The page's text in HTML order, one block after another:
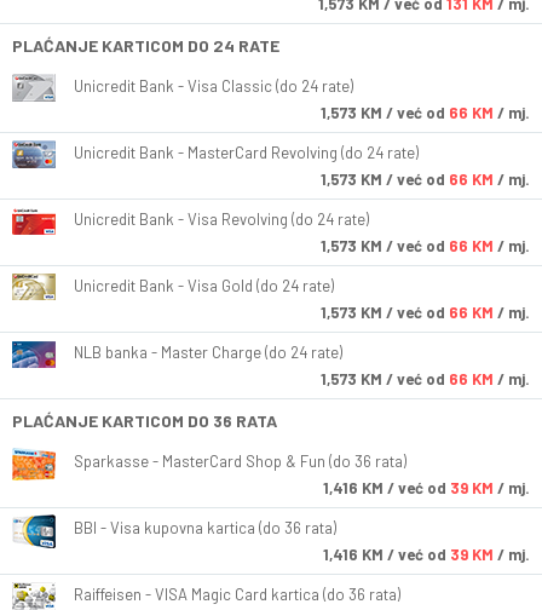
1,573 KM / već od 131 KM / mj.
PLAĆANJE KARTICOM DO 24 RATE
Unicredit Bank - Visa Classic (do 24 rate)
1,573 KM / već od 66 KM / mj.
Unicredit Bank - MasterCard Revolving (do 24 rate)
1,573 KM / već od 66 KM / mj.
Unicredit Bank - Visa Revolving (do 24 rate)
1,573 KM / već od 66 KM / mj.
Unicredit Bank - Visa Gold (do 24 rate)
1,573 KM / već od 66 KM / mj.
NLB banka - Master Charge (do 24 rate)
1,573 KM / već od 66 KM / mj.
PLAĆANJE KARTICOM DO 36 RATA
Sparkasse - MasterCard Shop & Fun (do 36 rata)
1,416 KM / već od 39 KM / mj.
BBI - Visa kupovna kartica (do 36 rata)
1,416 KM / već od 39 KM / mj.
Raiffeisen - VISA Magic Card kartica (do 36 rata)